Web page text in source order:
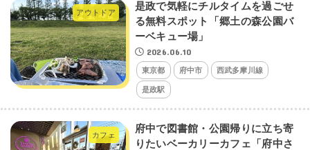
アウトドア
是政で気軽にチルタイムを過ごせ
る無料スポット「郷土の森公園バ
ーベキュー場」
2026.06.10
東京都 府中市 西武多摩川線
是政駅
カフェ
府中で図書館・公園帰りに立ち寄
りたいベーカリーカフェ「府中さ